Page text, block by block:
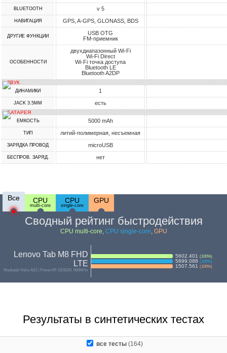
BLUETOOTH v 5
НАВИГАЦИЯ GPS, A-GPS, GLONASS, BDS
ДРУГИЕ ФУНКЦИИ
USB OTG
FM-приемник
ОСОБЕННОСТИ
двухдиапазонный Wi-Fi
Wi-Fi Direct
Wi-Fi точка доступа
Bluetooth LE
Bluetooth A2DP
ЗВУК
ДИНАМИКИ 1
JACK 3.5MM есть
БАТАРЕЯ
ЕМКОСТЬ 5000 mAh
ТИП литий-полимерная, несъемная
ЗАРЯДКА ПРОВОД microUSB
БЕСПРОВ. ЗАРЯД. нет
Все CPU
multi-core
CPU
single-core
GPU
Сводный рейтинг быстродействия
CPU multi-core, CPU single-core, GPU
Lenovo Tab M8 FHD
LTE
Mediatek Helio A22 | PowerVR GE8320, 660MHz
5602.401 (100%)
5899.088 (100%)
1507.561 (100%)
Результаты в синтетических тестах
все тесты(164)